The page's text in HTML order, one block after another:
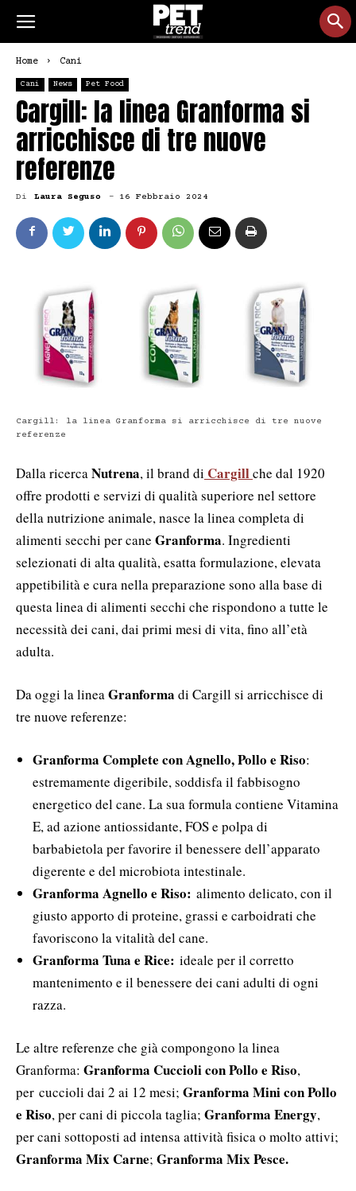
Home Cani
Cani News Pet Food
Cargill: la linea Granforma si
arricchisce di tre nuove
referenze
Di Laura Seguso - 16 Febbraio 2024
Cargill: la linea Granforma si arricchisce di tre nuove
referenze
Dalla ricercaNutrena, il brand di Cargillche dal 1920
offre prodotti e servizi di qualità superiore nel settore
della nutrizione animale, nasce la linea completa di
alimenti secchi per cane Granforma. Ingredienti
selezionati di alta qualità, esatta formulazione, elevata
appetibilità e cura nella preparazione sono alla base di
questa linea di alimenti secchi che rispondono a tutte le
necessità dei cani, dai primi mesi di vita, fino all’età
adulta.
Da oggi la lineaGranforma di Cargill si arricchisce di
tre nuove referenze:
Granforma Complete con Agnello, Pollo e Riso:
estremamente digeribile, soddisfa il fabbisogno
energetico del cane. La sua formula contiene Vitamina
E, ad azione antiossidante, FOS e polpa di
barbabietola per favorire il benessere dell’apparato
digerente e del microbiota intestinale.
Granforma Agnello e Riso: alimento delicato, con il
giusto apporto di proteine, grassi e carboidrati che
favoriscono la vitalità del cane.
Granforma Tuna e Rice: ideale per il corretto
mantenimento e il benessere dei cani adulti di ogni
razza.
Le altre referenze che già compongono la linea
Granforma: Granforma Cuccioli con Pollo e Riso,
per cuccioli dai 2 ai 12 mesi; Granforma Mini con Pollo
e Riso, per cani di piccola taglia; Granforma Energy,
per cani sottoposti ad intensa attività fisica o molto attivi;
Granforma Mix Carne; Granforma Mix Pesce.